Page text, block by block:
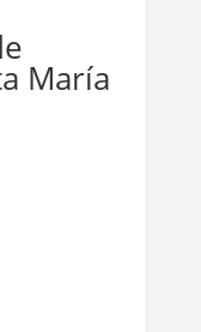
María